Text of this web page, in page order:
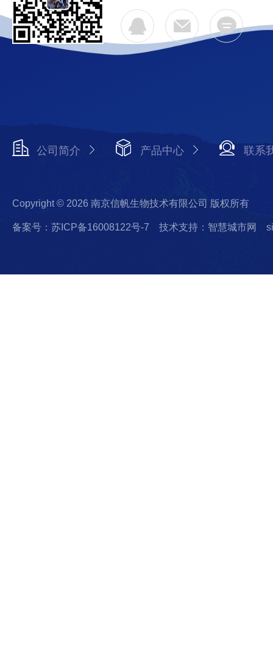
公司简介 产品中心 联系
Copyright © 2026 南京信帆生物技术有限公司 版权所有
备案号：苏ICP备16008122号-7 技术支持：智慧城市网